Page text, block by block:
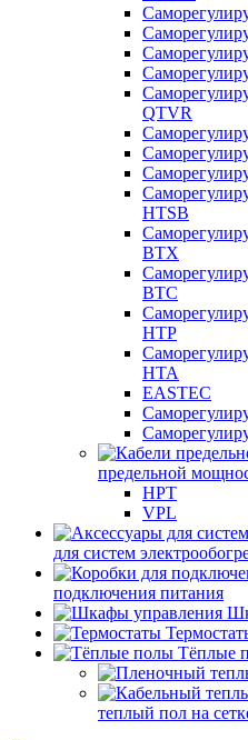
QTVR
HTSB
ВТХ
ВТС
НТР
НТА
EASTEC
предельной
HPT
VPL
для систем
подключения питания
Тёплые
теплый пол на